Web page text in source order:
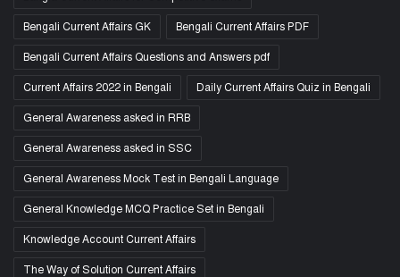
Bengali Current Affairs GK Bengali Current Affairs PDF
Bengali Current Affairs Questions and Answers pdf
Current Affairs 2022 in Bengali Daily Current Affairs Quiz in Bengali
General Awareness asked in RRB
General Awareness asked in SSC
General Awareness Mock Test in Bengali Language
General Knowledge MCQ Practice Set in Bengali
Knowledge Account Current Affairs
The Way of Solution Current Affairs